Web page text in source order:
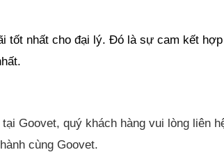
nhất cho đại lý. Đó là sự cam kết
Goovet, quý khách hàng vui lòng liên
cùng Goovet.